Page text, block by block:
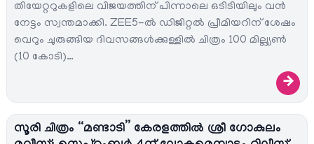
തിയേറ്ററുകളിലെ വിജയത്തിന് പിന്നാലെ ഒടിടിയിലും വൻ
നേട്ടം സ്വന്തമാക്കി. ZEE5-ൽ ഡിജിറ്റൽ പ്രീമിയറിന് ശേഷം
വെറും ചുരുങ്ങിയ ദിവസങ്ങൾക്കുള്ളിൽ ചിത്രം 100 മില്ല്യൺ
(10 കോടി)…
→
സൂരി ചിത്രം “മണ്ടാടി” കേരളത്തിൽ ശ്രീ ഗോകുലം